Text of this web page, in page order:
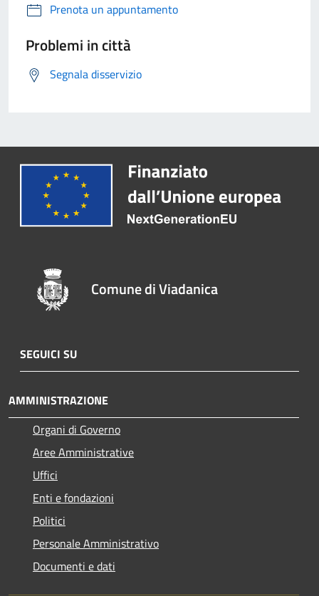
Prenota un appuntamento
Problemi in città
Segnala disservizio
Comune di Viadanica
SEGUICI SU
AMMINISTRAZIONE
Organi di Governo
Aree Amministrative
Uffici
Enti e fondazioni
Politici
Personale Amministrativo
Documenti e dati